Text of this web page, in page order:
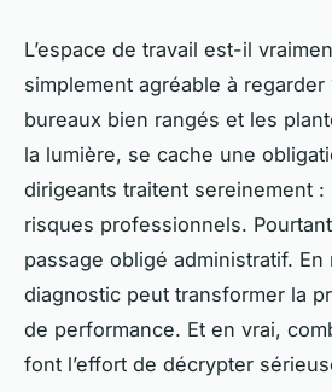
L’espace de travail est-il
simplement agréable à regarder
bureaux bien rangés et les
la lumière, se cache une
dirigeants traitent sereinement :
risques professionnels.
passage obligé administratif.
diagnostic peut transformer la
de performance. Et en vrai,
font l’effort de décrypter